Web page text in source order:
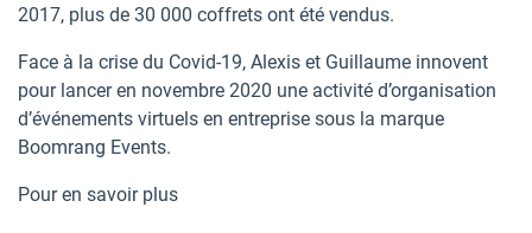
2017, plus de 30 000 coffrets ont été vendus.
Face à la crise du Covid-19, Alexis et Guillaume innovent
pour lancer en novembre 2020 une activité d’organisation
d’événements virtuels en entreprise sous la marque
Boomrang Events.
Pour en savoir plus